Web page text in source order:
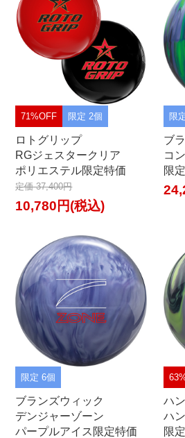
71%OFF 限定 2個
ロトグリップ
RGジェスタークリア
ポリエステル限定特価
定価 37,400円
10,780円(税込)
限
ブ
コ
限
限定 6個
ブランズウィック
デンジャーゾーン
パープルアイス限定特価
ハ
ハ
限